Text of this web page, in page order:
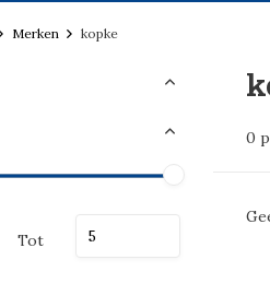
Merken kopke
Tot
0